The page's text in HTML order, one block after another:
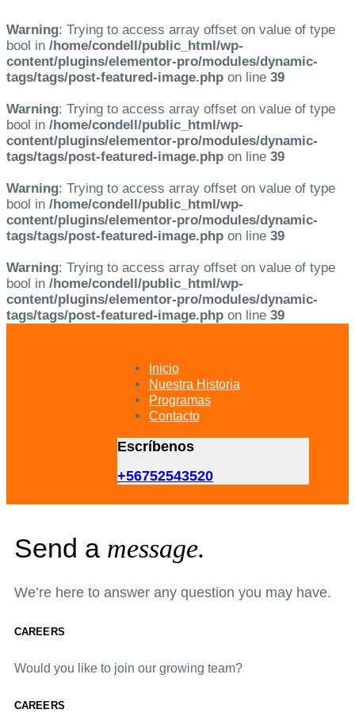
Warning: Trying to access array offset on value of type
bool in /home/condell/public_html/wp-
content/plugins/elementor-pro/modules/dynamic-
tags/tags/post-featured-image.php on line 39
Warning: Trying to access array offset on value of type
bool in /home/condell/public_html/wp-
content/plugins/elementor-pro/modules/dynamic-
tags/tags/post-featured-image.php on line 39
Warning: Trying to access array offset on value of type
bool in /home/condell/public_html/wp-
content/plugins/elementor-pro/modules/dynamic-
tags/tags/post-featured-image.php on line 39
Warning: Trying to access array offset on value of type
bool in /home/condell/public_html/wp-
content/plugins/elementor-pro/modules/dynamic-
tags/tags/post-featured-image.php on line 39
Inicio
Nuestra Historia
Programas
Contacto
Escríbenos
+56752543520
Send a message.
We’re here to answer any question you may have.
CAREERS
Would you like to join our growing team?
CAREERS